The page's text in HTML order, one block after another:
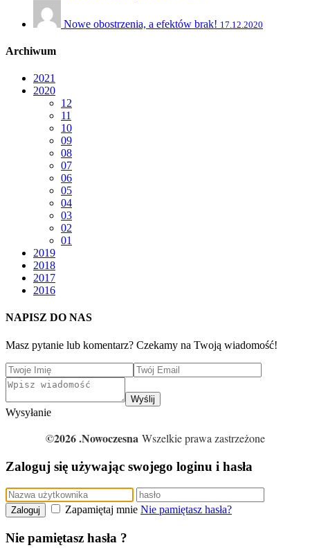
Nowe obostrzenia, a efektów brak! 17.12.2020
Archiwum
2021
2020
12
11
10
09
08
07
06
05
04
03
02
01
2019
2018
2017
2016
NAPISZ DO NAS
Masz pytanie lub komentarz? Czekamy na Twoją wiadomość!
Wyślij
Wysyłanie
©2026 .Nowoczesna Wszelkie prawa zastrzeżone
Zaloguj się używając swojego loginu i hasła
Zaloguj Zapamiętaj mnie Nie pamiętasz hasła?
Nie pamiętasz hasła ?